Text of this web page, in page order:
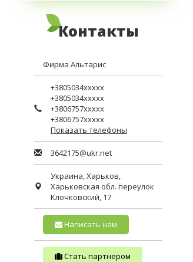
Контакты
Фирма Альтарис
+3805034xxxxx
+3805034xxxxx
+3806757xxxxx
+3806757xxxxx
Показать телефоны
3642175@ukr.net
Украина,Харьков,
Харьковская обл. переулок
Клочковский, 17
Написать нам
Стать партнером